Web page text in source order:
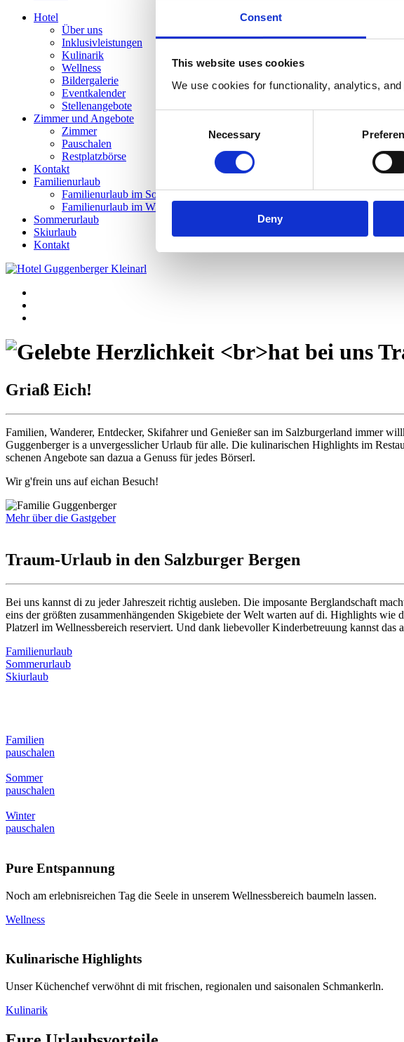
Consent
This website uses cookies
We use cookies for functionality, analytics,
Necessary
Deny
Hotel
Über uns
Inklusivleistungen
Kulinarik
Wellness
Bildergalerie
Eventkalender
Stellenangebote
Zimmer und Angebote
Zimmer
Pauschalen
Restplatzbörse
Kontakt
Familienurlaub
Familienurlaub im Sommer
Familienurlaub im Winter
Sommerurlaub
Skiurlaub
Kontakt
Griaß Eich!
Familien, Wanderer, Entdecker, Skifahrer und Genießer san im Salzburgerland immer
Guggenberger is a unvergesslicher Urlaub für alle. Die kulinarischen Highlights im
schenen Angebote san dazua a Genuss für jedes Börserl.
Wir g'frein uns auf eichan Besuch!
Mehr über die Gastgeber
Traum-Urlaub in den Salzburger Bergen
Bei uns kannst di zu jeder Jahreszeit richtig ausleben. Die imposante Berglandschaft
eins der größten zusammenhängenden Skigebiete der Welt warten auf di. Highlights
Platzerl im Wellnessbereich reserviert. Und dank liebevoller Kinderbetreuung kannst das
Familienurlaub
Sommerurlaub
Skiurlaub
Familien
pauschalen
Sommer
pauschalen
Winter
pauschalen
Pure Entspannung
Noch am erlebnisreichen Tag die Seele in unserem Wellnessbereich baumeln lassen.
Wellness
Kulinarische Highlights
Unser Küchenchef verwöhnt di mit frischen, regionalen und saisonalen Schmankerln.
Kulinarik